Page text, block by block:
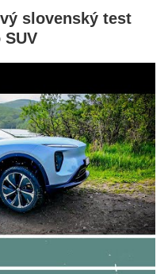
slovenský test